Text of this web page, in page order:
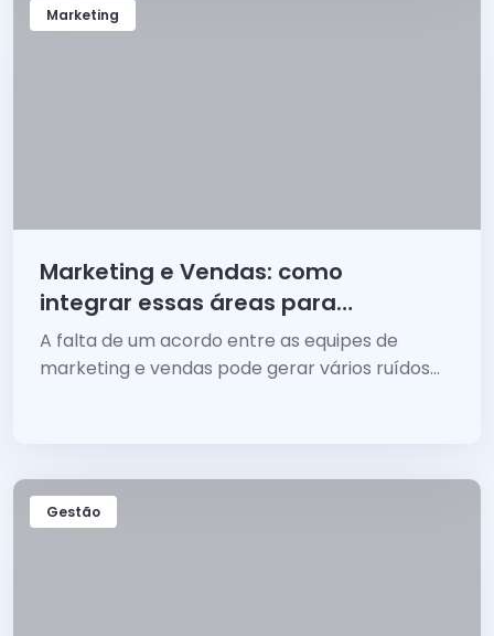
Marketing
Marketing e Vendas: como
integrar essas áreas para
vender mais
A falta de um acordo entre as equipes de
marketing e vendas pode gerar vários ruídos
Gestão